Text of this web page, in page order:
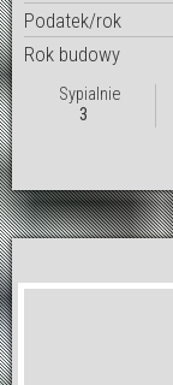
Podatek/rok
Rok budowy
Sypialnie
3